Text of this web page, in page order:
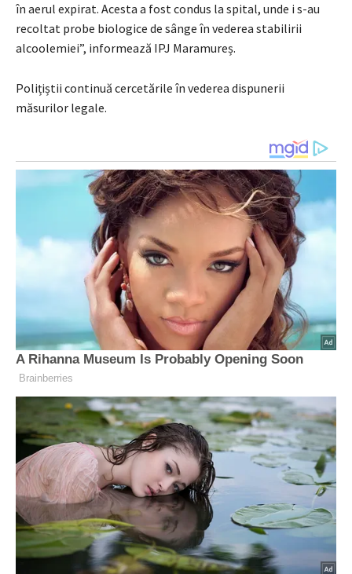
în aerul expirat. Acesta a fost condus la spital, unde i s-au
recoltat probe biologice de sânge în vederea stabilirii
alcoolemiei”, informează IPJ Maramureș.
Polițiștii continuă cercetările în vederea dispunerii
măsurilor legale.